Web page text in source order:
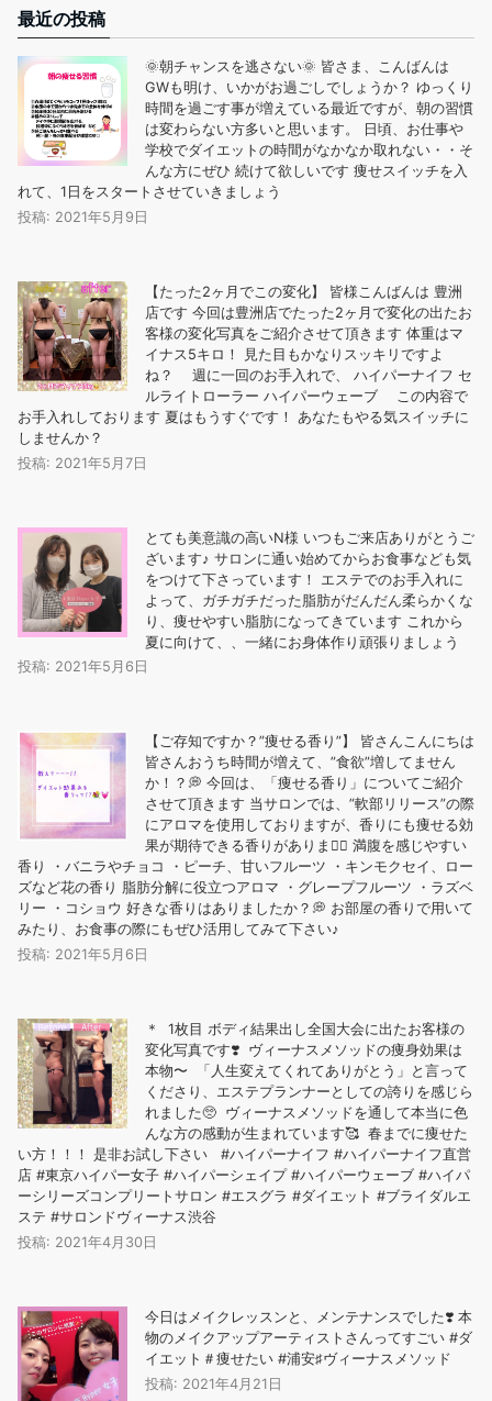
最近の投稿
🌞朝チャンスを逃さない🌞 皆さま、こんばんは
GWも明け、いかがお過ごしでしょうか？ ゆっくり
時間を過ごす事が増えている最近ですが、朝の習慣
は変わらない方多いと思います。 日頃、お仕事や
学校でダイエットの時間がなかなか取れない・・そ
んな方にぜひ️ 続けて欲しいです 痩せスイッチを入
れて、1日をスタートさせていきましょう
投稿: 2021年5月9日
【たった2ヶ月でこの変化︎】 皆様こんばんは 豊洲
店です 今回は豊洲店でたった2ヶ月で変化の出たお
客様の変化写真をご紹介させて頂きます️ 体重はマ
イナス5キロ！ 見た目もかなりスッキリですよ
ね？ 週に一回のお手入れで、 ️ハイパーナイフ ️セ
ルライトローラー ️ハイパーウェーブ この内容で
お手入れしております 夏はもうすぐです！ あなたもやる気スイッチに
しませんか？
投稿: 2021年5月7日
とても美意識の高いN様️ いつもご来店ありがとうご
ざいます♪ サロンに通い始めてからお食事なども気
をつけて下さっています！ エステでのお手入れに
よって、ガチガチだった脂肪がだんだん柔らかくな
り、痩せやすい脂肪になってきています これから
夏に向けて、、一緒にお身体作り頑張りましょう
投稿: 2021年5月6日
【ご存知ですか？”痩せる香り”】 皆さんこんにちは
皆さんおうち時間が増えて、”食欲”増してません
か！？💭 今回は、「痩せる香り」についてご紹介
させて頂きます 当サロンでは、”軟部リリース”の際
にアロマを使用しておりますが、香りにも痩せる効
果が期待できる香りがあります🏻 ️満腹を感じやすい
香り ・バニラやチョコ ・ピーチ、甘いフルーツ ・キンモクセイ、ロー
ズなど花の香り ️脂肪分解に役立つアロマ ・グレープフルーツ ・ラズベ
リー ・コショウ 好きな香りはありましたか？💭 お部屋の香りで用いて
みたり、お食事の際にもぜひ活用してみて下さい♪
投稿: 2021年5月6日
＊ 1枚目 ボディ結果出し全国大会に出たお客様の
変化写真です❣️ ヴィーナスメソッドの痩身効果は
本物〜️ 「人生変えてくれてありがとう」と言って
くださり、エステプランナーとしての誇りを感じら
れました🥺 ヴィーナスメソッドを通して本当に色
んな方の感動が生まれています🥰 春までに痩せた
い方！！！ 是非お試し下さい #ハイパーナイフ #ハイパーナイフ直営
店 #東京ハイパー女子 #ハイパーシェイプ #ハイパーウェーブ #ハイパ
ーシリーズコンプリートサロン #エスグラ #ダイエット #ブライダルエ
ステ #サロンドヴィーナス渋谷
投稿: 2021年4月30日
今日はメイクレッスンと、メンテナンスでした❣️ 本
物のメイクアップアーティストさんってすごい #ダ
イエット＃痩せたい #浦安♯ヴィーナスメソッド
投稿: 2021年4月21日